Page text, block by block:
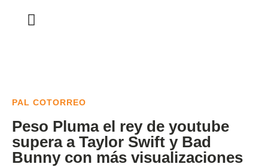
PAL COTORREO
Peso Pluma el rey de youtube
supera a Taylor Swift y Bad
Bunny con más visualizaciones